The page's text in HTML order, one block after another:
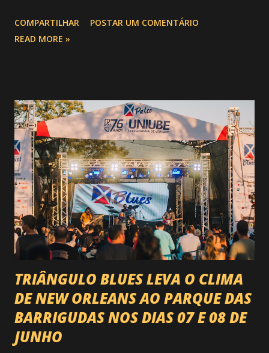
festa : a chegada do Campeonato de Montarias em Touros
do Circuito Rancho Primavera (CRP) , a maior companhia de
impacto é tão grande que o evento até mudou de nome:
agora é Expozebu Rodeo Shows . E não para por aí. Foto:
@circuitoranchoprimavera 🎤 LINE-UP NACIONAL QUE
VAI ESTREMECER O PARQUE Serão quatro noites , entre
24, 25, 30 de abril e 02 de maio , com oito atrações gigantes
da música brasileira , contemplando sertanejo, forró,
piseiro e sofrência nível hard: Gusttavo Lima Leonardo
Natanzinho Lima Jads & ...
COMPARTILHAR
POSTAR UM COMENTÁRIO
READ MORE »
TRIÂNGULO BLUES LEVA O CLIMA
DE NEW ORLEANS AO PARQUE DAS
BARRIGUDAS NOS DIAS 07 E 08 DE
JUNHO